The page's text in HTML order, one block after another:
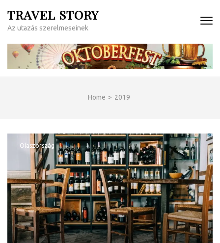
content
Enter)
TRAVEL STORY
Az utazás szerelmeseinek
Home > 2019
Olaszország